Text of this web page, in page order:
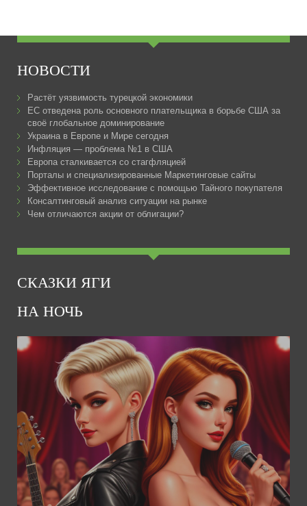
НОВОСТИ
Растёт уязвимость турецкой экономики
ЕС отведена роль основного плательщика в борьбе США за
своё глобальное доминирование
Украина в Европе и Мире сегодня
Инфляция — проблема №1 в США
Европа сталкивается со стагфляцией
Порталы и специализированные Маркетинговые сайты
Эффективное исследование с помощью Тайного покупателя
Консалтинговый анализ ситуации на рынке
Чем отличаются акции от облигации?
СКАЗКИ ЯГИ
НА НОЧЬ